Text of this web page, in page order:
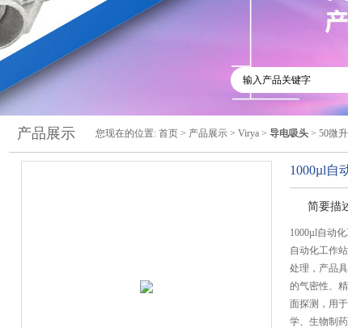
产品展示 您现在的位置: 首页 > 产品展示 > Virya > 导电吸头 > 50微
1000µl自
简要描
1000µl自动
自动化工作
处理，产品
的气密性、
面探测，用
学、生物制